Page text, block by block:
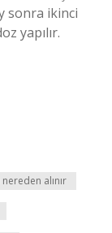
sonra ikinci
yapılır.
alınır